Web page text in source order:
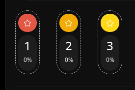
1
0%
2
0%
3
0%